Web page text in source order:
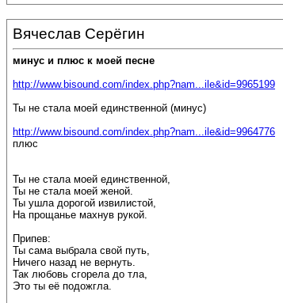
Вячеслав Серёгин
минус и плюс к моей песне
http://www.bisound.com/index.php?nam...ile&id=9965199
Ты не стала моей единственной (минус)
http://www.bisound.com/index.php?nam...ile&id=9964776
плюс
Ты не стала моей единственной,
Ты не стала моей женой.
Ты ушла дорогой извилистой,
На прощанье махнув рукой.
Припев:
Ты сама выбрала свой путь,
Ничего назад не вернуть.
Так любовь сгорела до тла,
Это ты её подожгла.